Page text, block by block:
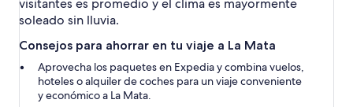
soleado sin lluvia.
Consejos para ahorrar en tu viaje a La Mata
Aprovecha los paquetes en Expedia y combina vuelos,
hoteles o alquiler de coches para un viaje conveniente
y económico a La Mata.